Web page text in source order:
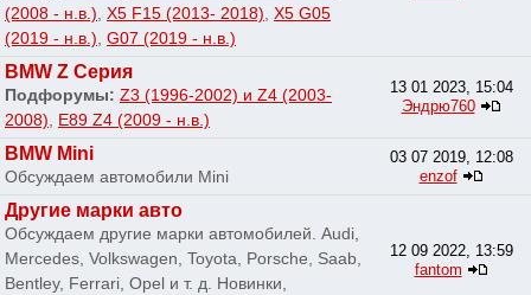
(2008 - н.в.), X5 F15 (2013- 2018), X5 G05
(2019 - н.в.), G07 (2019 - н.в.)
BMW Z Серия
Подфорумы: Z3 (1996-2002) и Z4 (2003-
2008), E89 Z4 (2009 - н.в.)
13 01 2023, 15:04
Эндрю760
BMW Mini
Обсуждаем автомобили Mini
03 07 2019, 12:08
enzof
Другие марки авто
Обсуждаем другие марки автомобилей. Audi,
Mercedes, Volkswagen, Toyota, Porsche, Saab,
Bentley, Ferrari, Opel и т. д. Новинки,
12 09 2022, 13:59
fantom